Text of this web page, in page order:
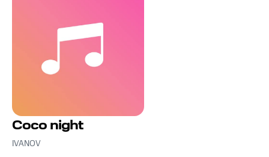
Coco night
IVANOV